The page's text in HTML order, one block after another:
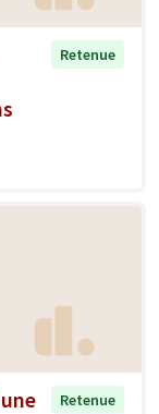
Retenue
Retenue